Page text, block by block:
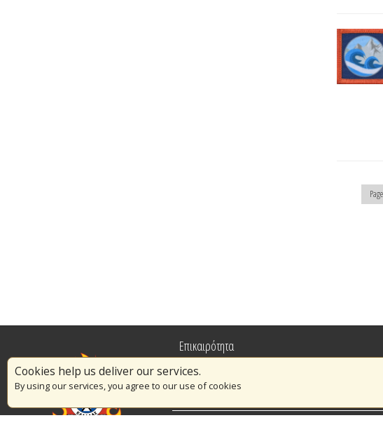
Cookies help us deliver our services.
By using our services, you agree to our use of cookies
Επικαιρότητα
Πυρασφάλεια